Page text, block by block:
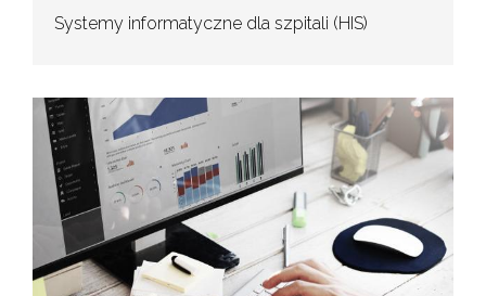
Systemy informatyczne dla szpitali (HIS)